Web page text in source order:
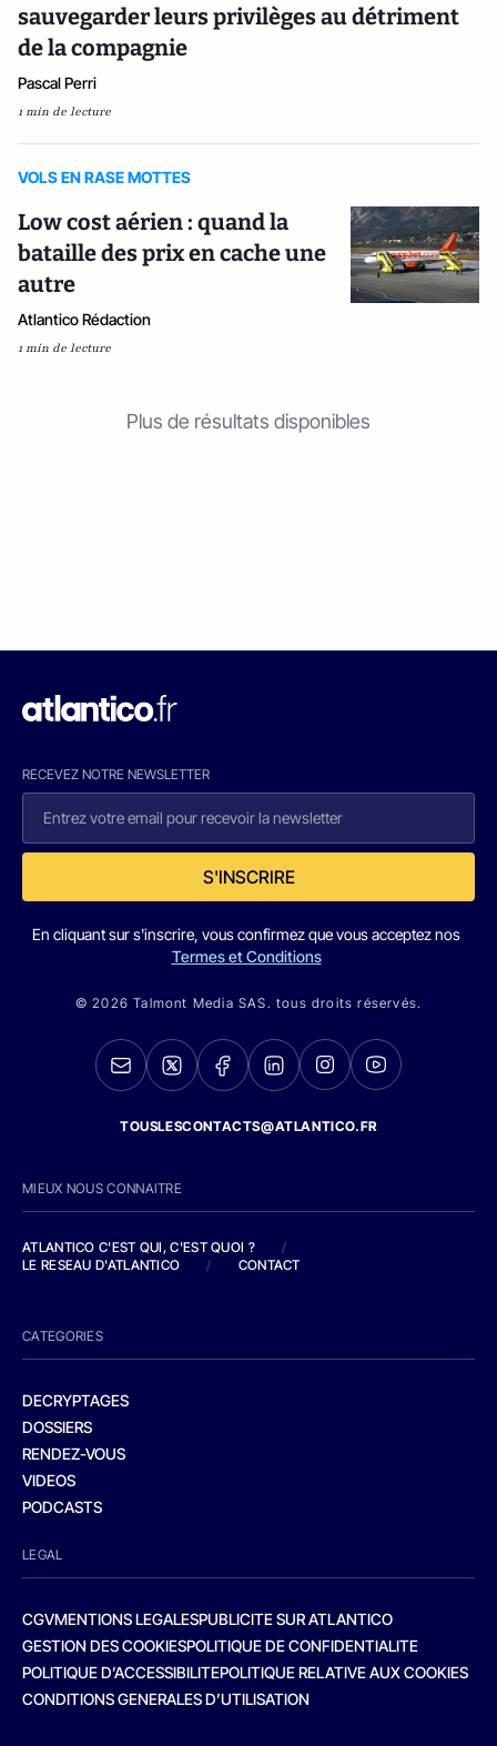
sauvegarder leurs privilèges au détriment
de la compagnie
Pascal Perri
1 min de lecture
VOLS EN RASE MOTTES
Low cost aérien : quand la
bataille des prix en cache une
autre
Atlantico Rédaction
1 min de lecture
Plus de résultats disponibles
RECEVEZ NOTRE NEWSLETTER
S'INSCRIRE
En cliquant sur s'inscrire, vous confirmez que vous acceptez nos
Termes et Conditions
© 2026 Talmont Media SAS. tous droits réservés.
TOUSLESCONTACTS@ATLANTICO.FR
MIEUX NOUS CONNAITRE
ATLANTICO C'EST QUI, C'EST QUOI ?
/
LE RESEAU D'ATLANTICO
/ CONTACT
CATEGORIES
DECRYPTAGES
DOSSIERS
RENDEZ-VOUS
VIDEOS
PODCASTS
LEGAL
CGVMENTIONS LEGALESPUBLICITE SUR ATLANTICO
GESTION DES COOKIESPOLITIQUE DE CONFIDENTIALITE
POLITIQUE D’ACCESSIBILITEPOLITIQUE RELATIVE AUX COOKIES
CONDITIONS GENERALES D’UTILISATION